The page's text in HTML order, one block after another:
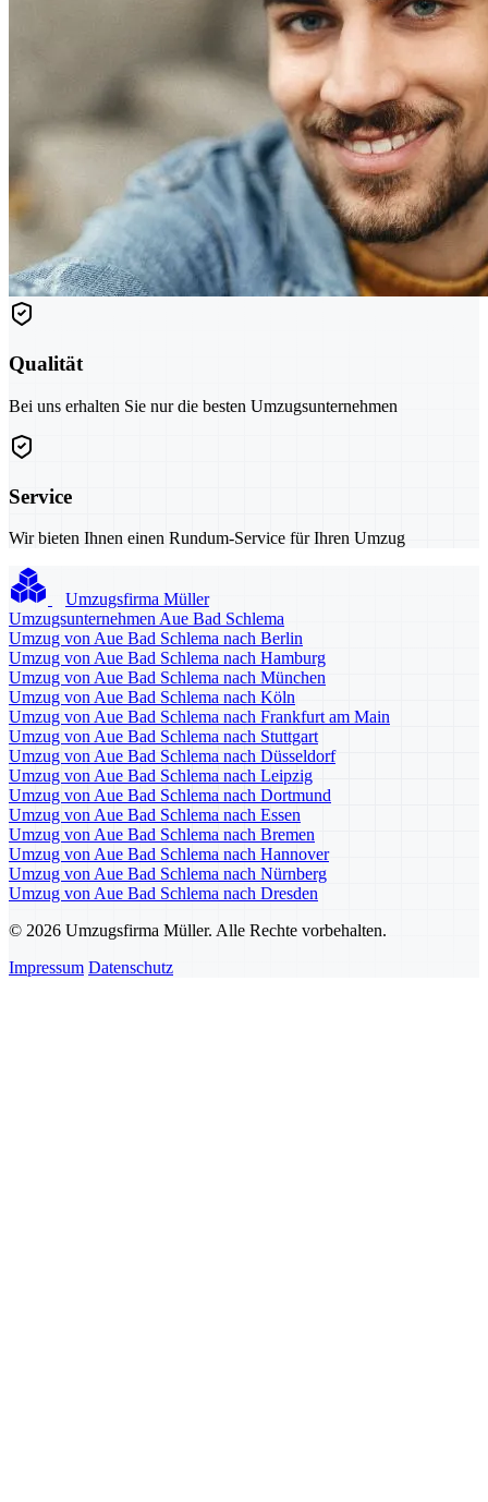
Qualität
Bei uns erhalten Sie nur die besten Umzugsunternehmen
Service
Wir bieten Ihnen einen Rundum-Service für Ihren Umzug
Umzugsfirma Müller
Umzugsunternehmen Aue Bad Schlema
Umzug von Aue Bad Schlema nach Berlin
Umzug von Aue Bad Schlema nach Hamburg
Umzug von Aue Bad Schlema nach München
Umzug von Aue Bad Schlema nach Köln
Umzug von Aue Bad Schlema nach Frankfurt am Main
Umzug von Aue Bad Schlema nach Stuttgart
Umzug von Aue Bad Schlema nach Düsseldorf
Umzug von Aue Bad Schlema nach Leipzig
Umzug von Aue Bad Schlema nach Dortmund
Umzug von Aue Bad Schlema nach Essen
Umzug von Aue Bad Schlema nach Bremen
Umzug von Aue Bad Schlema nach Hannover
Umzug von Aue Bad Schlema nach Nürnberg
Umzug von Aue Bad Schlema nach Dresden
© 2026 Umzugsfirma Müller. Alle Rechte vorbehalten.
Impressum Datenschutz